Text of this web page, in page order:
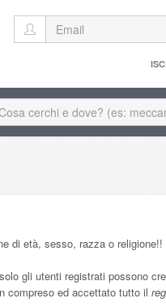
di età, sesso, razza o religione!!
gli utenti registrati possono
compreso ed accettato tutto il